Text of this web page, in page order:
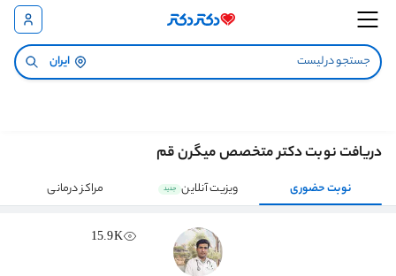
ایران
دریافت نوبت دکتر متخصص میگرن قم
نوبت حضوری ویزیت آنلاین جدید مراکز درمانی
15.9K